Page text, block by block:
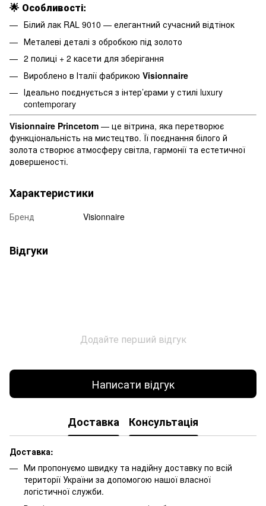
🌟 Особливості:
Білий лак RAL 9010 — елегантний сучасний відтінок
Металеві деталі з обробкою під золото
2 полиці + 2 касети для зберігання
Вироблено в Італії фабрикою Visionnaire
Ідеально поєднується з інтер’єрами у стилі luxury
contemporary
Visionnaire Princetom — це вітрина, яка перетворює
функціональність на мистецтво. Її поєднання білого й
золота створює атмосферу світла, гармонії та естетичної
довершеності.
Характеристики
Бренд Visionnaire
Відгуки
Додайте перший відгук
Написати відгук
Доставка Консультація
Доставка:
Ми пропонуємо швидку та надійну доставку по всій
території України за допомогою нашої власної
логістичної служби.